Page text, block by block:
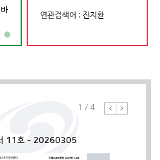
참가자 선발안내]
랍니다.
연관검색어 : 진지환
국제종합경기대회
1 / 4
11호 - 20260305